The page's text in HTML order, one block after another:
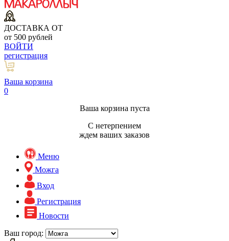
ДОСТАВКА ОТ
от 500 рублей
ВОЙТИ
регистрация
Ваша корзина
0
Ваша корзина пуста
С нетерпением
ждем ваших заказов
Меню
Можга
Вход
Регистрация
Новости
Ваш город: